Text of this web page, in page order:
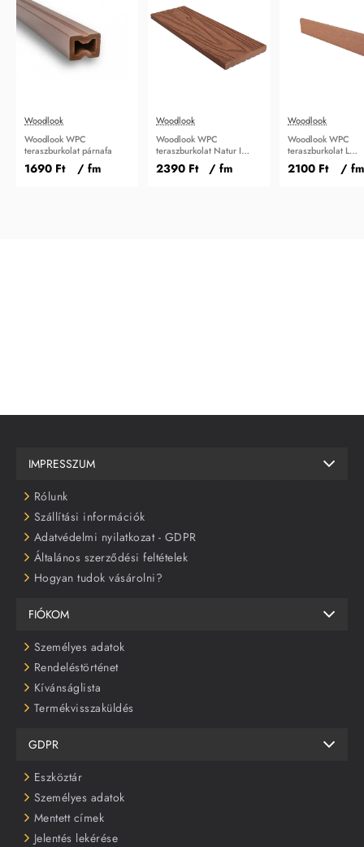
Woodlook
Woodlook WPC
teraszburkolat párnafa
1690 Ft / fm
Woodlook
Woodlook WPC
teraszburkolat Natur I
oldaltakaró 71
2390 Ft / fm
Woodlook
Woodlook WPC
teraszburkolat L
oldaltakaró
2100 Ft / fm
IMPRESSZUM
Rólunk
Szállítási információk
Adatvédelmi nyilatkozat - GDPR
Általános szerződési feltételek
Hogyan tudok vásárolni?
FIÓKOM
Személyes adatok
Rendeléstörténet
Kívánságlista
Termékvisszaküldés
GDPR
Eszköztár
Személyes adatok
Mentett címek
Jelentés lekérése